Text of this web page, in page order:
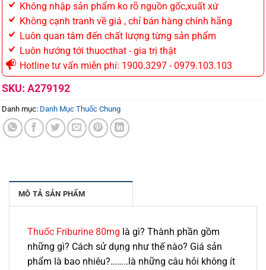
Không nhập sản phẩm ko rõ nguồn gốc,xuất xứ
Không cạnh tranh về giá , chỉ bán hàng chính hãng
Luôn quan tâm đến chất lượng từng sản phẩm
Luôn hướng tới thuocthat - gia trị thật
Hotline tư vấn miễn phí: 1900.3297 - 0979.103.103
SKU: A279192
Danh mục: Danh Mục Thuốc Chung
MÔ TẢ SẢN PHẨM
Thuốc Friburine 80mg là gì? Thành phần gồm
những gì? Cách sử dụng như thế nào? Giá sản
phẩm là bao nhiêu?……..là những câu hỏi không ít